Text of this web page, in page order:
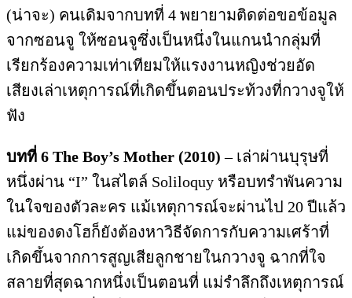
(น่าจะ) คนเดิมจากบทที่ 4 พยายามติดต่อขอข้อมูล
จากซอนจู ให้ซอนจูซึ่งเป็นหนึ่งในแกนนำกลุ่มที่
เรียกร้องความเท่าเทียมให้แรงงานหญิงช่วยอัด
เสียงเล่าเหตุการณ์ที่เกิดขึ้นตอนประท้วงที่กวางจูให้
ฟัง
บทที่ 6 The Boy’s Mother (2010) – เล่าผ่านบุรุษที่
หนึ่งผ่าน “I” ในสไตล์ Soliloquy หรือบทรำพันความ
ในใจของตัวละคร แม้เหตุการณ์จะผ่านไป 20 ปีแล้ว
แม่ของดงโฮก็ยังต้องหาวิธีจัดการกับความเศร้าที่
เกิดขึ้นจากการสูญเสียลูกชายในกวางจู ฉากที่ใจ
สลายที่สุดฉากหนึ่งเป็นตอนที่ แม่รำลึกถึงเหตุการณ์